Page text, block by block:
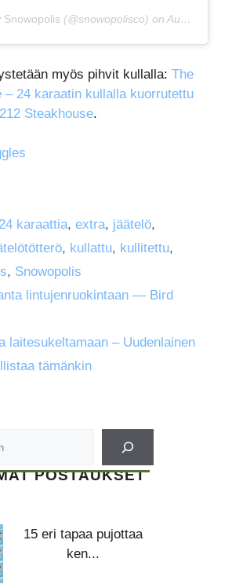
Snowopolis (@snowopolisco) on Aug 10, 2018 at 3:16pm PDT
myös pihvit kullalla: The
– 24 karaatin kullalla kuorrutettu
Steakhouse.
24 karaattia,extra, jäätelö,
, kullattu, kullitettu,
, Snowopolis
lintujenruokintaan — Bird
laitesukeltamaan – Uudenlainen
tämänkin
POSTAUKSET
15 eri tapaa pujottaa
ken...